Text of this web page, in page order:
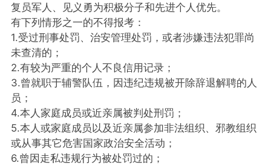
复员军人、见义勇为积极分子和先进个人优先。
有下列情形之一的不得报考：
1.受过刑事处罚、治安管理处罚，或者涉嫌违法犯罪尚
未查清的；
2.有较为严重的个人不良信用记录；
3.曾就职于辅警队伍，因违纪违规被开除辞退解聘的人
员；
4.本人家庭成员或近亲属被判处刑罚；
5.本人或家庭成员以及近亲属参加非法组织、邪教组织
或从事其它危害国家政治安全活动；
6.曾因走私违规行为被处罚过的；